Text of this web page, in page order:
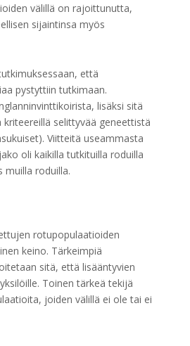
välillä on rajoittunutta,
sijaintinsa myös
että
pystyttiin tutkimaan.
lisäksi sitä
selittyvää geneettistä
Viitteitä useammasta
oli kaikilla tutkituilla roduilla
roduilla.
rotupopulaatioiden
keino. Tärkeimpiä
sitä, että lisääntyvien
Toinen tärkeä tekijä
joiden välillä ei ole tai ei